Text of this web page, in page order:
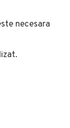
necesara